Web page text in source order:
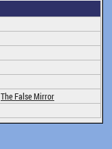
The False Mirror